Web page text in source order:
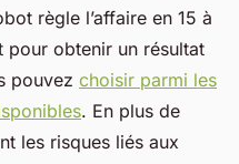
règle l’affaire en 15 à
pour obtenir un résultat
pouvez choisir parmi les
. En plus de
les risques liés aux